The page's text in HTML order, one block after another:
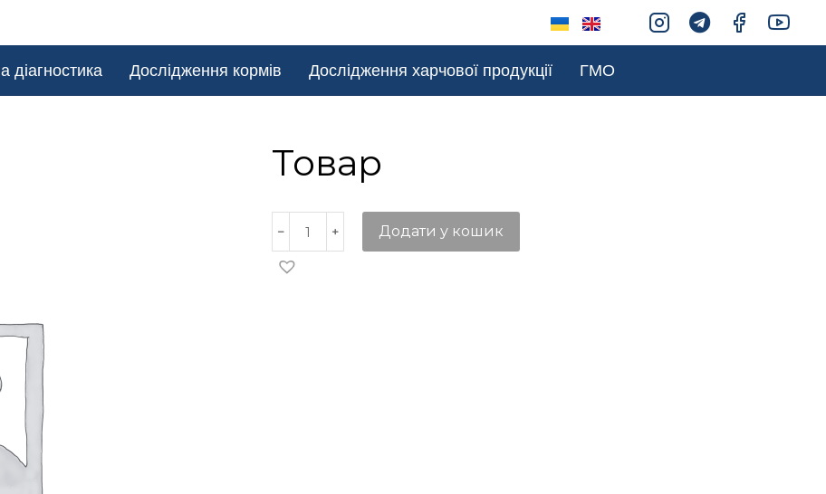
діагностика Дослідження кормів Дослідження харчової продукції ГМО
Товар
Додати у кошик